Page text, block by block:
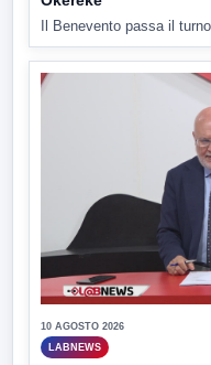
Il Benevento passa il
10 AGOSTO 2026
LABNEWS